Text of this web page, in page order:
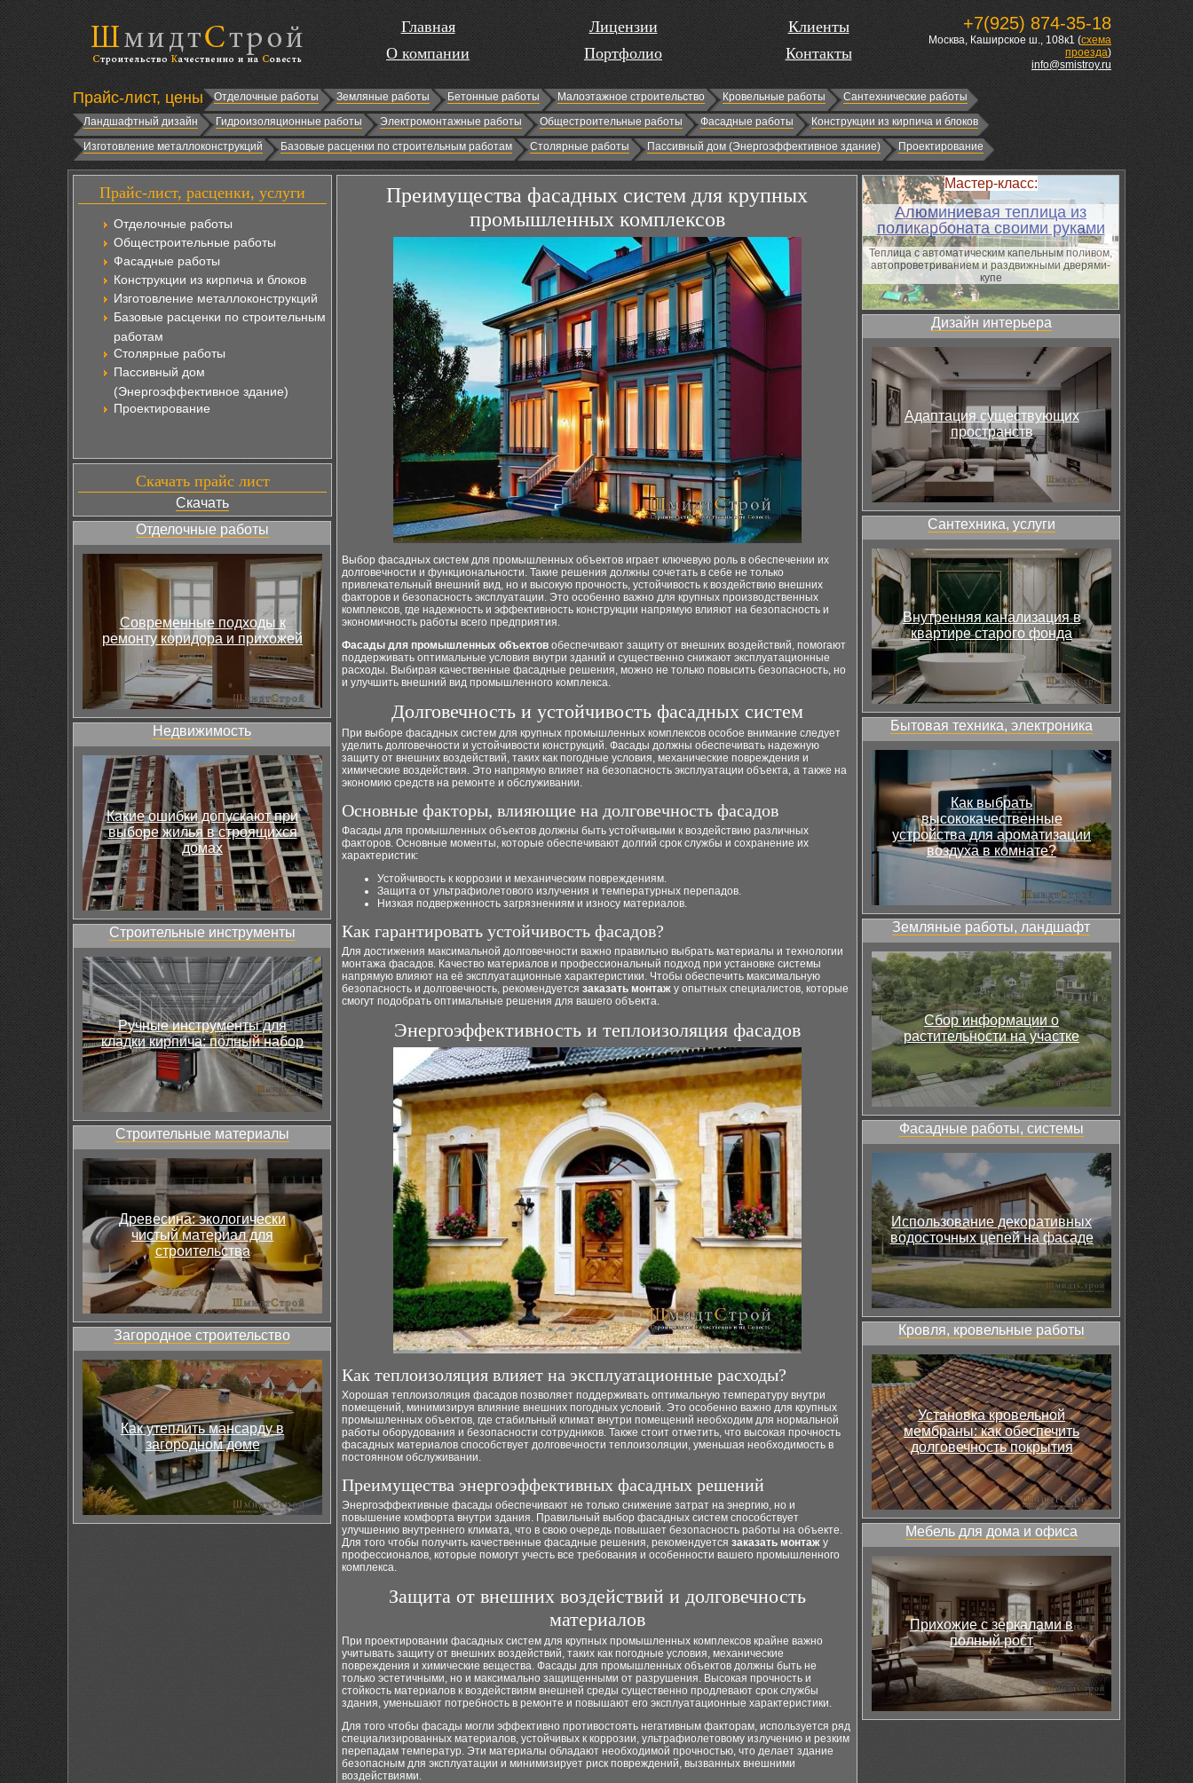
Главная
О компании
Лицензии
Портфолио
Клиенты
Контакты
+7(925) 874-35-18
Москва, Каширское ш., 108к1 (схема
проезда)
info@smistroy.ru
Прайс-лист, цены Отделочные работы Земляные работы Бетонные работы Малоэтажное строительство Кровельные работы
Сантехнические работы
Ландшафтный дизайн
Гидроизоляционные работы Электромонтажные работы Общестроительные работы Фасадные работы
Конструкции из кирпича и блоков
Изготовление металлоконструкций
Базовые расценки по строительным работам Столярные работы Пассивный дом (Энергоэффективное здание) Проектирование
Прайс-лист, расценки, услуги
Отделочные работы
Общестроительные работы
Фасадные работы
Конструкции из кирпича и блоков
Изготовление металлоконструкций
Базовые расценки по строительным
работам
Столярные работы
Пассивный дом
(Энергоэффективное здание)
Проектирование
Скачать прайс лист
Скачать
Отделочные работы
Современные подходы к
ремонту коридора и прихожей
Недвижимость
Какие ошибки допускают при
выборе жилья в строящихся
домах
Строительные инструменты
Ручные инструменты для
кладки кирпича: полный набор
Строительные материалы
Древесина: экологически
чистый материал для
строительства
Загородное строительство
Как утеплить мансарду в
загородном доме
Преимущества фасадных систем для крупных
промышленных комплексов
Выбор фасадных систем для промышленных объектов играет ключевую роль в обеспечении их
долговечности и функциональности. Такие решения должны сочетать в себе не только
привлекательный внешний вид, но и высокую прочность, устойчивость к воздействию внешних
факторов и безопасность эксплуатации. Это особенно важно для крупных производственных
комплексов, где надежность и эффективность конструкции напрямую влияют на безопасность и
экономичность работы всего предприятия.
Фасады для промышленных объектов обеспечивают защиту от внешних воздействий, помогают
поддерживать оптимальные условия внутри зданий и существенно снижают эксплуатационные
расходы. Выбирая качественные фасадные решения, можно не только повысить безопасность, но
и улучшить внешний вид промышленного комплекса.
Долговечность и устойчивость фасадных систем
При выборе фасадных систем для крупных промышленных комплексов особое внимание следует
уделить долговечности и устойчивости конструкций. Фасады должны обеспечивать надежную
защиту от внешних воздействий, таких как погодные условия, механические повреждения и
химические воздействия. Это напрямую влияет на безопасность эксплуатации объекта, а также на
экономию средств на ремонте и обслуживании.
Основные факторы, влияющие на долговечность фасадов
Фасады для промышленных объектов должны быть устойчивыми к воздействию различных
факторов. Основные моменты, которые обеспечивают долгий срок службы и сохранение их
характеристик:
Устойчивость к коррозии и механическим повреждениям.
Защита от ультрафиолетового излучения и температурных перепадов.
Низкая подверженность загрязнениям и износу материалов.
Как гарантировать устойчивость фасадов?
Для достижения максимальной долговечности важно правильно выбрать материалы и технологии
монтажа фасадов. Качество материалов и профессиональный подход при установке системы
напрямую влияют на её эксплуатационные характеристики. Чтобы обеспечить максимальную
безопасность и долговечность, рекомендуется заказать монтаж у опытных специалистов, которые
смогут подобрать оптимальные решения для вашего объекта.
Энергоэффективность и теплоизоляция фасадов
Как теплоизоляция влияет на эксплуатационные расходы?
Хорошая теплоизоляция фасадов позволяет поддерживать оптимальную температуру внутри
помещений, минимизируя влияние внешних погодных условий. Это особенно важно для крупных
промышленных объектов, где стабильный климат внутри помещений необходим для нормальной
работы оборудования и безопасности сотрудников. Также стоит отметить, что высокая прочность
фасадных материалов способствует долговечности теплоизоляции, уменьшая необходимость в
постоянном обслуживании.
Преимущества энергоэффективных фасадных решений
Энергоэффективные фасады обеспечивают не только снижение затрат на энергию, но и
повышение комфорта внутри здания. Правильный выбор фасадных систем способствует
улучшению внутреннего климата, что в свою очередь повышает безопасность работы на объекте.
Для того чтобы получить качественные фасадные решения, рекомендуется заказать монтаж у
профессионалов, которые помогут учесть все требования и особенности вашего промышленного
комплекса.
Защита от внешних воздействий и долговечность
материалов
При проектировании фасадных систем для крупных промышленных комплексов крайне важно
учитывать защиту от внешних воздействий, таких как погодные условия, механические
повреждения и химические вещества. Фасады для промышленных объектов должны быть не
только эстетичными, но и максимально защищенными от разрушения. Высокая прочность и
стойкость материалов к воздействиям внешней среды существенно продлевают срок службы
здания, уменьшают потребность в ремонте и повышают его эксплуатационные характеристики.
Для того чтобы фасады могли эффективно противостоять негативным факторам, используется ряд
специализированных материалов, устойчивых к коррозии, ультрафиолетовому излучению и резким
перепадам температур. Эти материалы обладают необходимой прочностью, что делает здание
безопасным для эксплуатации и минимизирует риск повреждений, вызванных внешними
воздействиями.
Мастер-класс:
Алюминиевая теплица из
поликарбоната своими руками
Теплица с автоматическим капельным поливом,
автопроветриванием и раздвижными дверями-
купе
Дизайн интерьера
Адаптация существующих
пространств
Сантехника, услуги
Внутренняя канализация в
квартире старого фонда
Бытовая техника, электроника
Как выбрать
высококачественные
устройства для ароматизации
воздуха в комнате?
Земляные работы, ландшафт
Сбор информации о
растительности на участке
Фасадные работы, системы
Использование декоративных
водосточных цепей на фасаде
Кровля, кровельные работы
Установка кровельной
мембраны: как обеспечить
долговечность покрытия
Мебель для дома и офиса
Прихожие с зеркалами в
полный рост